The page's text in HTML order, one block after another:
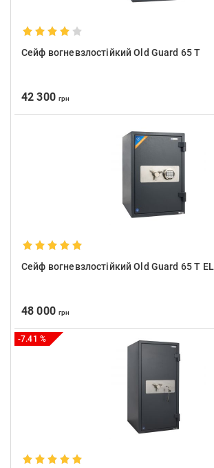
Сейф вогневзлостійкий Old Guard 65 Т
42 300грн
Сейф вогневзлостійкий Old Guard 65 Т EL
48 000грн
-7.41 %